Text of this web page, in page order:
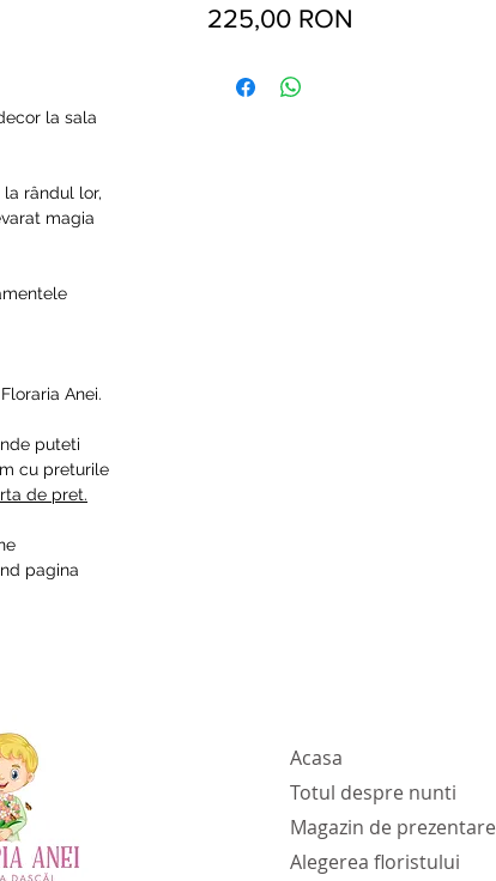
la sala
rândul lor,
magia
Anei.
puteti
cu preturile
de pret.
pagina
225,00 RON
Acasa
Totul despre nunti
Magazin de prezentare
Alegerea floristului